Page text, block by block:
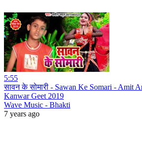
5:55
सावन के सोमारी - Sawan Ke Somari - Amit
Kanwar Geet 2019
Wave Music - Bhakti
7 years ago